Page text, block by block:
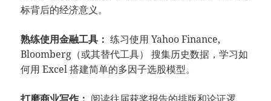
标背后的经济意义。
熟练使用金融工具： 练习使用 Yahoo Finance,
Bloomberg（或其替代工具） 搜集历史数据，学习如
何用 Excel 搭建简单的多因子选股模型。